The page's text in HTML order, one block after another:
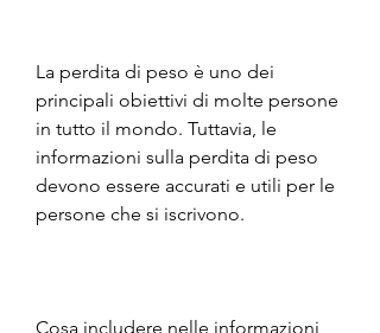
La perdita di peso è uno dei
principali obiettivi di molte persone
in tutto il mondo. Tuttavia, le
informazioni sulla perdita di peso
devono essere accurati e utili per le
persone che si iscrivono.
Cosa includere nelle informazioni